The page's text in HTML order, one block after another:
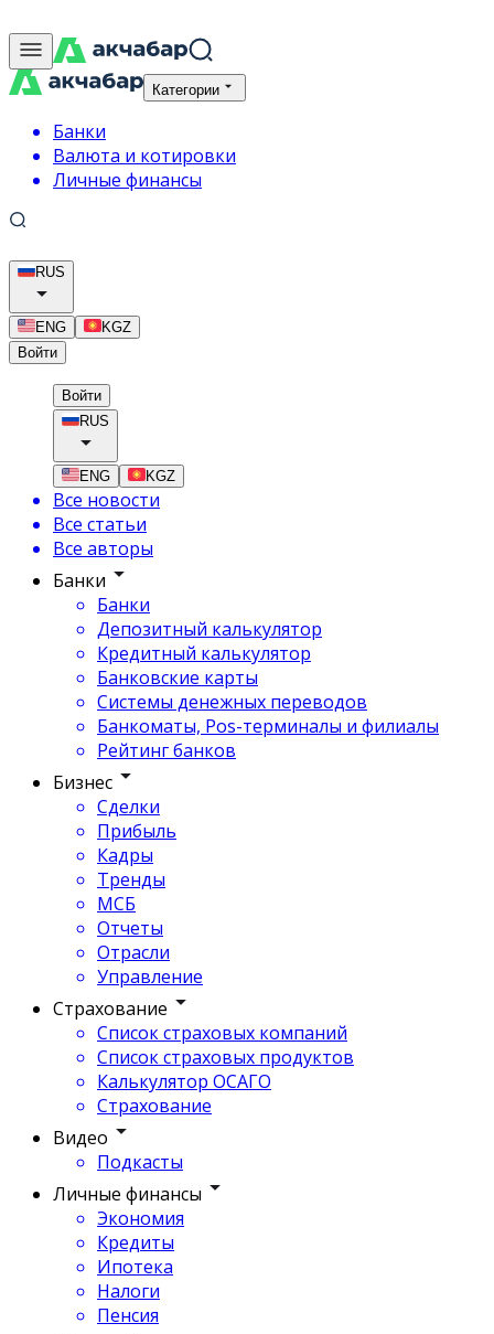
Категории
Банки
Валюта и котировки
Личные финансы
RUS
ENG
KGZ
Войти
Войти
RUS
ENG KGZ
Все новости
Все статьи
Все авторы
Банки
Банки
Депозитный калькулятор
Кредитный калькулятор
Банковские карты
Системы денежных переводов
Банкоматы, Pos-терминалы и филиалы
Рейтинг банков
Бизнес
Сделки
Прибыль
Кадры
Тренды
МСБ
Отчеты
Отрасли
Управление
Страхование
Список страховых компаний
Список страховых продуктов
Калькулятор ОСАГО
Страхование
Видео
Подкасты
Личные финансы
Экономия
Кредиты
Ипотека
Налоги
Пенсия